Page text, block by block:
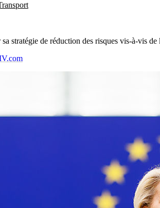
stratégie de réduction des risques vis-à-vis